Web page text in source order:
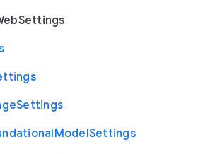
Settings
Settings
ModelSettings